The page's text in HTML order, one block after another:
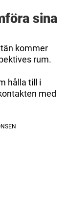
sina
kommer
rum.
hålla till i
med